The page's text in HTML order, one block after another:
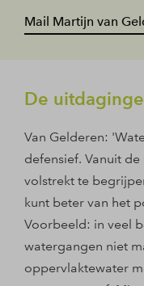
Mail Martijn van
De
Van Gelderen:
defensief. Vanuit
volstrekt te
kunt beter van het
Voorbeeld: in veel
watergangen niet
oppervlaktewater